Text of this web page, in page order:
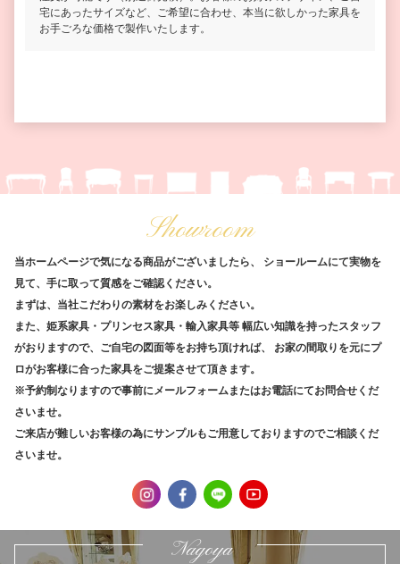
宅にあったサイズなど、ご希望に合わせ、本当に欲しかった家具を
お手ごろな価格で製作いたします。
Showroom
当ホームページで気になる商品がございましたら、
ショールームにて実物を
見て、手に取って質感をご確認ください。
まずは、当社こだわりの素材をお楽しみください。
また、姫系家具・プリンセス家具・輸入家具等 幅広い知識を持ったスタッフ
がおりますので、ご自宅の図面等をお持ち頂ければ、
お家の間取りを元にプ
ロがお客様に合った家具をご提案させて頂きます。
※予約制なりますので事前にメールフォームまたはお電話にてお問合せくだ
さいませ。
ご来店が難しいお客様の為にサンプルもご用意しておりますのでご相談くだ
さいませ。
Nagoya